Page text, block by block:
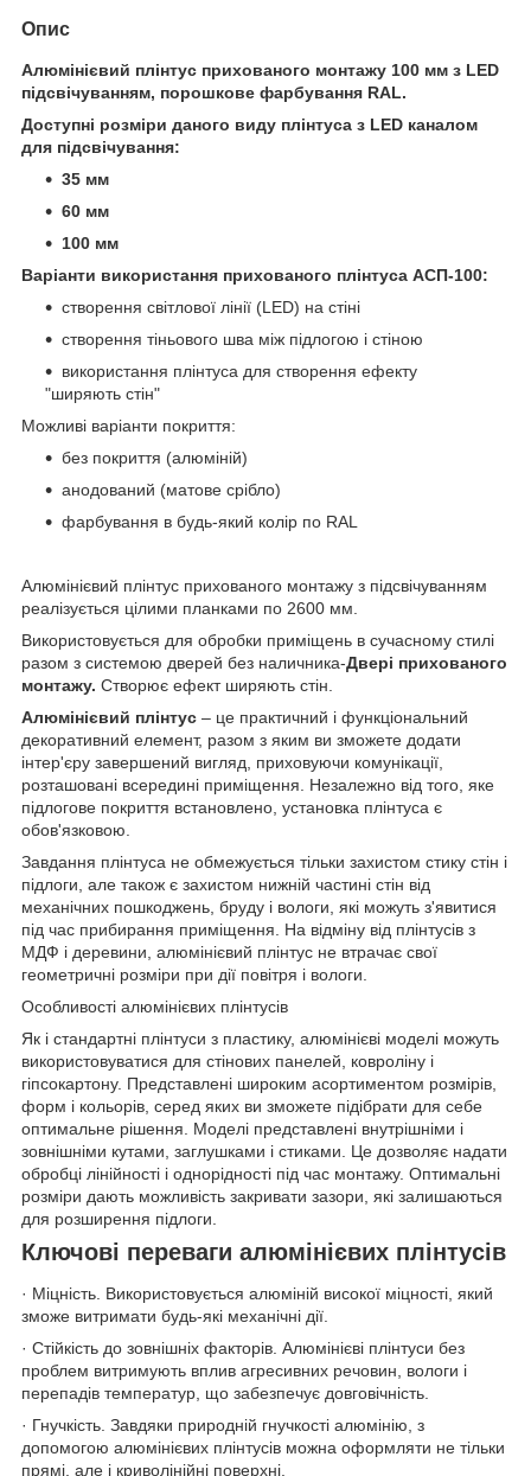
Опис
Алюмінієвий плінтус прихованого монтажу 100 мм з LED
підсвічуванням, порошкове фарбування RAL.
Доступні розміри даного виду плінтуса з LED каналом
для підсвічування:
35 мм
60 мм
100 мм
Варіанти використання прихованого плінтуса АСП-100:
створення світлової лінії (LED) на стіні
створення тіньового шва між підлогою і стіною
використання плінтуса для створення ефекту
"ширяють стін"
Можливі варіанти покриття:
без покриття (алюміній)
анодований (матове срібло)
фарбування в будь-який колір по RAL
Алюмінієвий плінтус прихованого монтажу з підсвічуванням
реалізується цілими планками по 2600 мм.
Використовується для обробки приміщень в сучасному стилі
разом з системою дверей без наличника-Двері прихованого
монтажу. Створює ефект ширяють стін.
Алюмінієвий плінтус – це практичний і функціональний
декоративний елемент, разом з яким ви зможете додати
інтер'єру завершений вигляд, приховуючи комунікації,
розташовані всередині приміщення. Незалежно від того, яке
підлогове покриття встановлено, установка плінтуса є
обов'язковою.
Завдання плінтуса не обмежується тільки захистом стику стін і
підлоги, але також є захистом нижній частині стін від
механічних пошкоджень, бруду і вологи, які можуть з'явитися
під час прибирання приміщення. На відміну від плінтусів з
МДФ і деревини, алюмінієвий плінтус не втрачає свої
геометричні розміри при дії повітря і вологи.
Особливості алюмінієвих плінтусів
Як і стандартні плінтуси з пластику, алюмінієві моделі можуть
використовуватися для стінових панелей, ковроліну і
гіпсокартону. Представлені широким асортиментом розмірів,
форм і кольорів, серед яких ви зможете підібрати для себе
оптимальне рішення. Моделі представлені внутрішніми і
зовнішніми кутами, заглушками і стиками. Це дозволяє надати
обробці лінійності і однорідності під час монтажу. Оптимальні
розміри дають можливість закривати зазори, які залишаються
для розширення підлоги.
Ключові переваги алюмінієвих плінтусів
· Міцність. Використовується алюміній високої міцності, який
зможе витримати будь-які механічні дії.
· Стійкість до зовнішніх факторів. Алюмінієві плінтуси без
проблем витримують вплив агресивних речовин, вологи і
перепадів температур, що забезпечує довговічність.
· Гнучкість. Завдяки природній гнучкості алюмінію, з
допомогою алюмінієвих плінтусів можна оформляти не тільки
прямі, але і криволінійні поверхні.